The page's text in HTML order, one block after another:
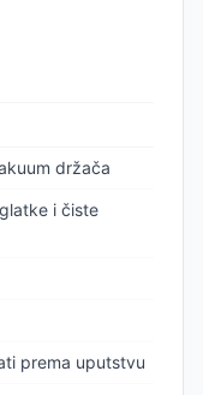
držača
i čiste
prema uputstvu